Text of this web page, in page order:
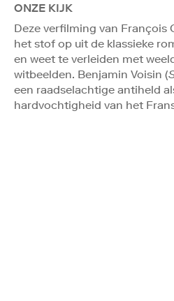
ONZE KIJK
Deze verfilming van François
het stof op uit de klassieke
en weet te verleiden met
witbeelden. Benjamin Voisin (
een raadselachtige antiheld
hardvochtigheid van het